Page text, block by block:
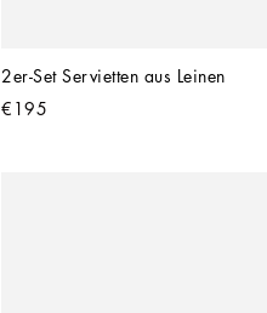
2er-Set Servietten aus Leinen
€195